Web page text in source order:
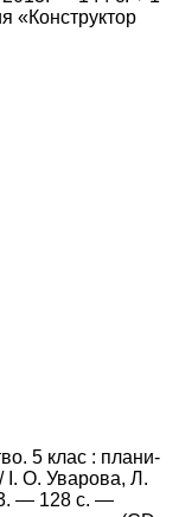
«Конструктор
5 клас : плани-
І. О. Уварова, Л.
— 128 с. —